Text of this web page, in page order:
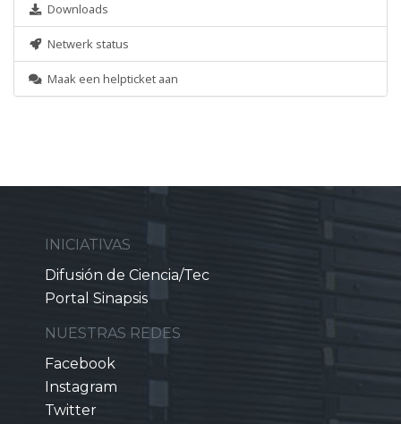
Downloads
Netwerk status
Maak een helpticket aan
INICIATIVAS
Difusión de Ciencia/Tec
Portal Sinapsis
NUESTRAS REDES
Facebook
Instagram
Twitter